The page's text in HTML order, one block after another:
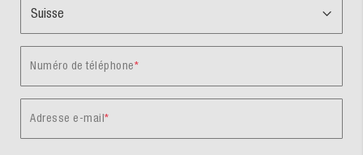
Numéro de téléphone
Adresse e-mail